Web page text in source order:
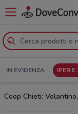
IN EVIDENZA IPER E
Coop Chieti: